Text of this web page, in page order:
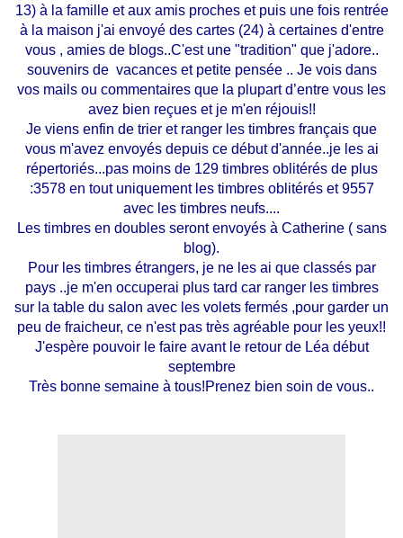
13) à la famille et aux amis proches et puis une fois rentrée
à la maison j'ai envoyé des cartes (24) à certaines d'entre
vous , amies de blogs..C'est une "tradition" que j'adore..
souvenirs de vacances et petite pensée .. Je vois dans
vos mails ou commentaires que la plupart d’entre vous les
avez bien reçues et je m'en réjouis!!
Je viens enfin de trier et ranger les timbres français que
vous m'avez envoyés depuis ce début d'année..je les ai
répertoriés...pas moins de 129 timbres oblitérés de plus
:3578 en tout uniquement les timbres oblitérés et 9557
avec les timbres neufs....
Les timbres en doubles seront envoyés à Catherine ( sans
blog).
Pourles timbres étrangers, je ne les ai que classés par
pays ..je m'en occuperai plus tard car ranger les timbres
sur la table du salon avec les volets fermés ,pour garder un
peu de fraicheur, ce n'est pas très agréable pour les yeux!!
J'espère pouvoir le faire avant le retour de Léa début
septembre
Très bonne semaine à tous!Prenez bien soin de vous..